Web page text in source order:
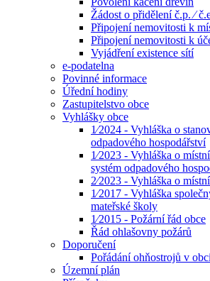
Žádost o přidělení č.p. ⁄
Připojení nemovitosti k
Připojení nemovitosti k
Vyjádření existence sítí
e-podatelna
Povinné informace
Úřední hodiny
Zastupitelstvo obce
Vyhlášky obce
1⁄2024 - Vyhláška o
odpadového hospodářství
1⁄2023 - Vyhláška o
systém odpadového
2⁄2023 - Vyhláška o
1⁄2017 - Vyhláška
mateřské školy
1⁄2015 - Požární řád obce
Řád ohlašovny požárů
Doporučení
Pořádání ohňostrojů v obci
Územní plán